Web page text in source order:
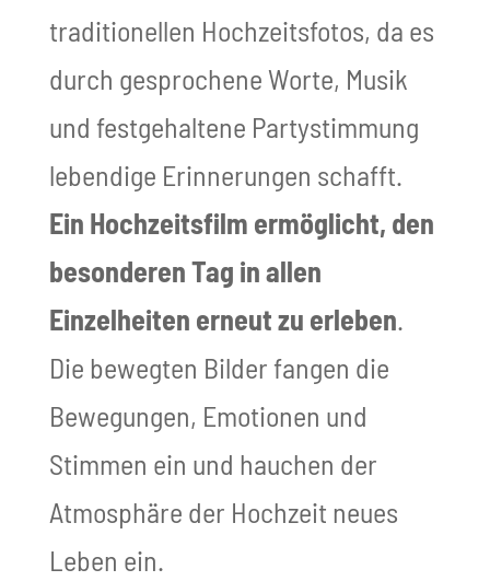
traditionellen Hochzeitsfotos, da es
durch gesprochene Worte, Musik
und festgehaltene Partystimmung
lebendige Erinnerungen schafft.
Ein Hochzeitsfilm ermöglicht, den
besonderen Tag in allen
Einzelheiten erneut zu erleben.
Die bewegten Bilder fangen die
Bewegungen, Emotionen und
Stimmen ein und hauchen der
Atmosphäre der Hochzeit neues
Leben ein.